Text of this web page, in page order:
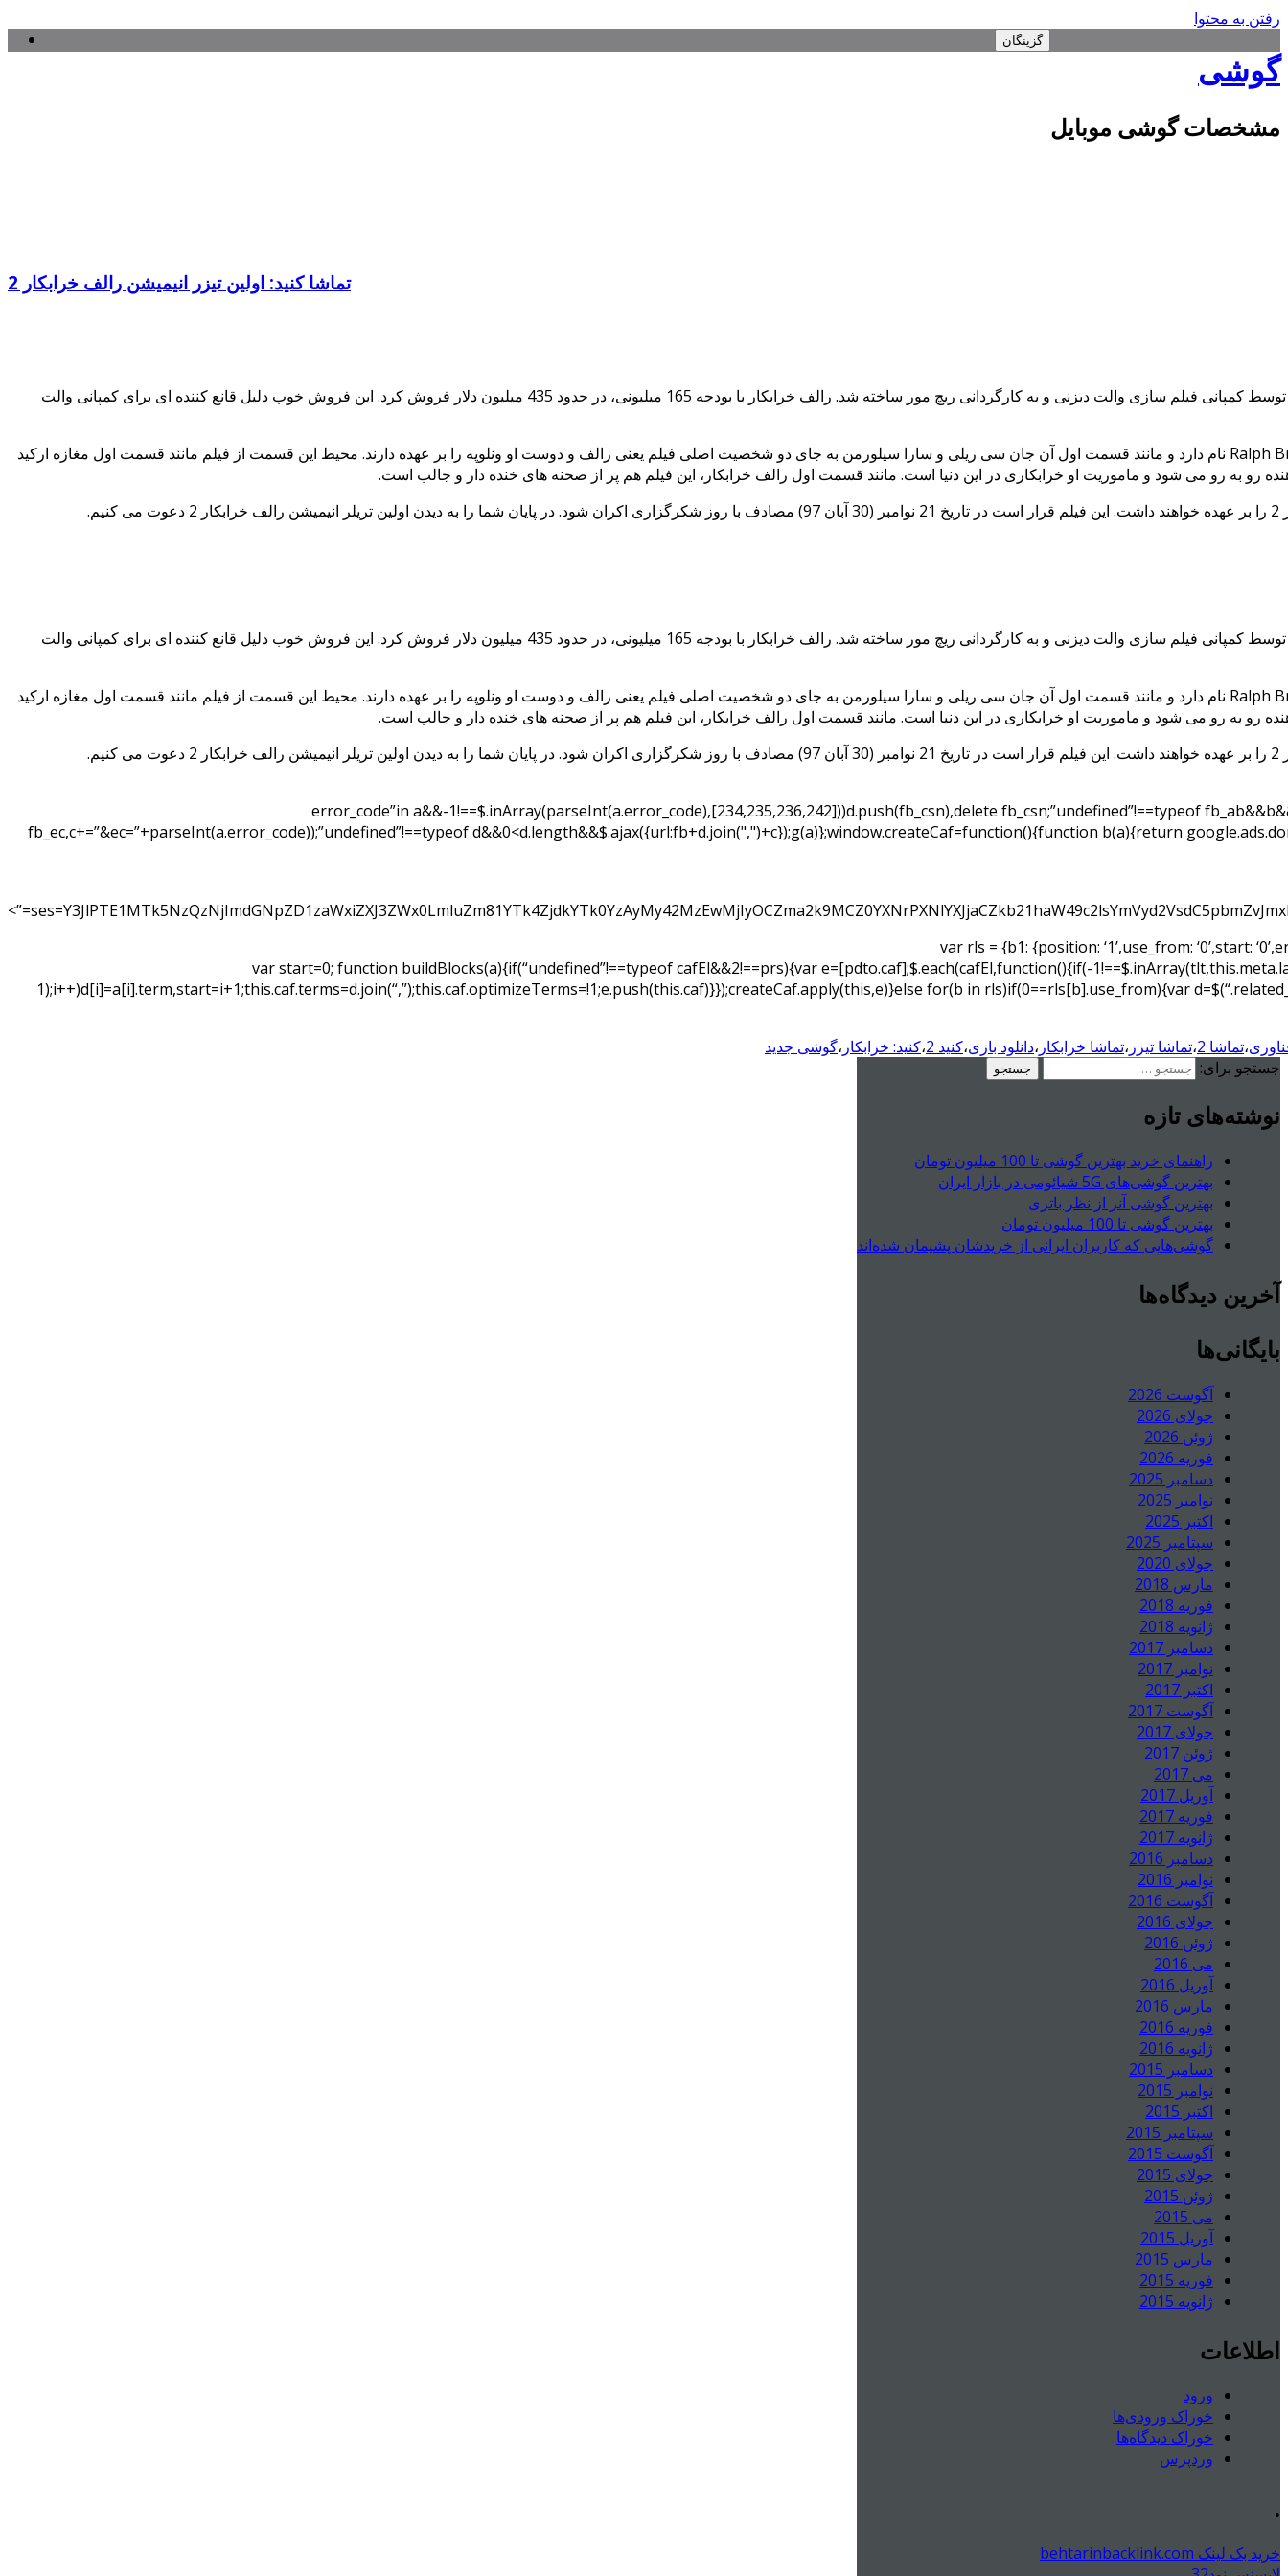
رفتن به محتوا
گوشی
مشخصات گوشی موبایل
گزینگان
تماشا کنید: اولین تیزر انیمیشن رالف خرابکار 2
قسمت اول فیلم سینمایی Wreck-It-Ralph یا همان رالف خرابکار، در سال 2012 اکران شد. این انیمیشن کامپیوتری توسط کمپانی فیلم سازی والت دیزنی و به کارگردانی ریچ مور ساخته شد. رالف خرابکار با بودجه 165 میلیونی، در حدود 435 میلیون دلار فروش کرد. این فروش خوب دلیل قانع کننده ای برای کمپانی والت
Ralph Breaks the Internet: Wreck-It Ralph 2 نام دارد و مانند قسمت اول آن جان سی ریلی و سارا سیلورمن به جای دو شخصیت اصلی فیلم یعنی رالف و دوست او ونلوپه را بر عهده دارند. محیط این قسمت از فیلم مانند قسمت اول مغازه ارکید
قسمت اول فیلم سینمایی Wreck-It-Ralph یا همان رالف خرابکار، در سال 2012 اکران شد. این انیمیشن کامپیوتری توسط کمپانی فیلم سازی والت دیزنی و به کارگردانی ریچ مور ساخته شد. رالف خرابکار با بودجه 165 میلیونی، در حدود 435 میلیون دلار فروش کرد. این فروش خوب دلیل قانع کننده ای برای کمپانی والت
Ralph Breaks the Internet: Wreck-It Ralph 2 نام دارد و مانند قسمت اول آن جان سی ریلی و سارا سیلورمن به جای دو شخصیت اصلی فیلم یعنی رالف و دوست او ونلوپه را بر عهده دارند. محیط این قسمت از فیلم مانند قسمت اول مغازه ارکید
“error_code”in a&&-1!==$.inArray(parseInt(a.error_code),[234,235,236,242]))d.push(fb_csn),delete fb_csn;”undefined”!==typeof
fb_ec,c+=”&ec=”+parseInt(a.error_code));”undefined”!==typeof d&&0<d.length&&$.ajax({url:fb+d.join(",")+c});g(a)};window.createCaf=function(){function b(a){return
var rls = {b1: {position: ‘1’,use_from: ‘0’,start:
var start=0; function buildBlocks(a){if(“undefined”!==typeof cafEl&&2!==prs){var e=[pdto.caf];$.each(cafEl,function(){if(-
1);i++)d[i]=a[i].term,start=i+1;this.caf.terms=d.join(“,”);this.caf.optimizeTerms=!1;e.push(this.caf)}});createCaf.apply(this,e)}else for(b in rls)if(0==rls[b].use_from){var
،تماشا 2 ،تماشا تیزر ،تماشا خرابکار ،دانلود بازی،کنید 2 ،کنید: خرابکار ،گوشی جدید
جستجو برای:
نوشته‌های تازه
راهنمای خرید بهترین گوشی تا 100 میلیون تومان
بهترین گوشی‌های 5G شیائومی در بازار ایران
بهترین گوشی آنر از نظر باتری
بهترین گوشی تا 100 میلیون تومان
گوشی‌هایی که کاربران ایرانی از خریدشان پشیمان شده‌اند
آخرین دیدگاه‌ها
بایگانی‌ها
آگوست 2026
جولای 2026
ژوئن 2026
فوریه 2026
دسامبر 2025
نوامبر 2025
اکتبر 2025
سپتامبر 2025
جولای 2020
مارس 2018
فوریه 2018
ژانویه 2018
دسامبر 2017
نوامبر 2017
اکتبر 2017
آگوست 2017
جولای 2017
ژوئن 2017
می 2017
آوریل 2017
فوریه 2017
ژانویه 2017
دسامبر 2016
نوامبر 2016
آگوست 2016
جولای 2016
ژوئن 2016
می 2016
آوریل 2016
مارس 2016
فوریه 2016
ژانویه 2016
دسامبر 2015
نوامبر 2015
اکتبر 2015
سپتامبر 2015
آگوست 2015
جولای 2015
ژوئن 2015
می 2015
آوریل 2015
مارس 2015
فوریه 2015
ژانویه 2015
اطلاعات
ورود
خوراک ورودی‌ها
خوراک دیدگاه‌ها
وردپرس
.
خرید بک لینک behtarinbacklink.com